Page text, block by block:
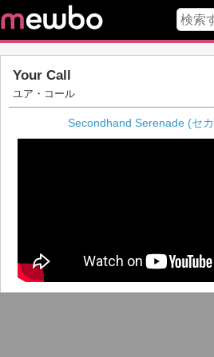
Your Call
ユア・コール
Secondhand Serenade (セ